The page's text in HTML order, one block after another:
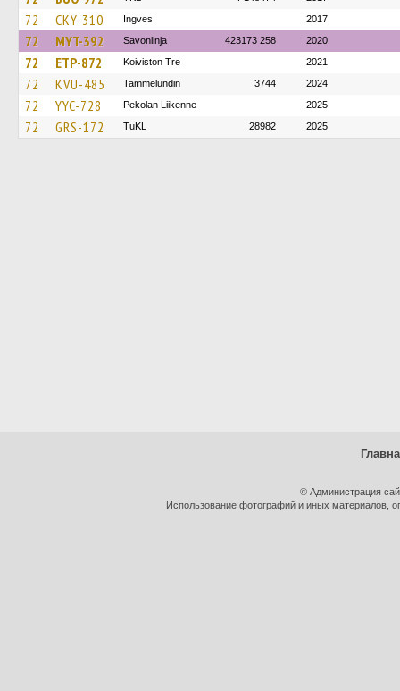
72 CKY-310 Ingves 2017
72 MYT-392 Savonlinja 423173 258 2020
72 ETP-872 Koiviston Tre 2021
72 KVU-485 Tammelundin 3744 2024
72 YYC-728 Pekolan Liikenne 2025
72 GRS-172 TuKL 28982 2025
© Администрация
Использование фотографий и иных материалов,